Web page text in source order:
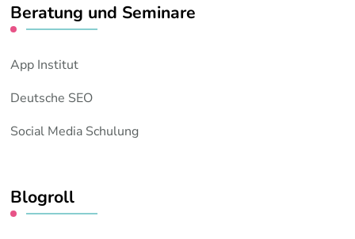
Beratung und Seminare
App Institut
Deutsche SEO
Social Media Schulung
Blogroll